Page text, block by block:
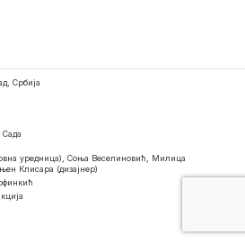
Србија
уредница), Соња Веселиновић, Милица
Клисара (дизајнер)